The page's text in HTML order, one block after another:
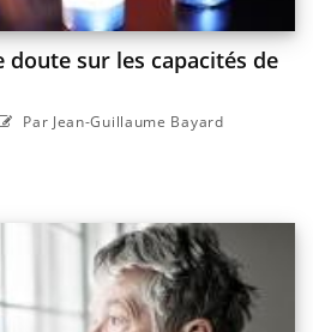
doute sur les capacités de
Par Jean-Guillaume Bayard